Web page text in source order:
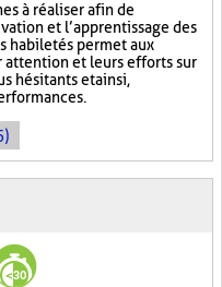
à réaliser afin de
et l’apprentissage des
habiletés permet aux
attention et leurs efforts sur
hésitants et ainsi,